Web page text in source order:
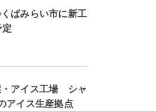
ばみらい市に新工
・アイス工場 シャ
アイス生産拠点